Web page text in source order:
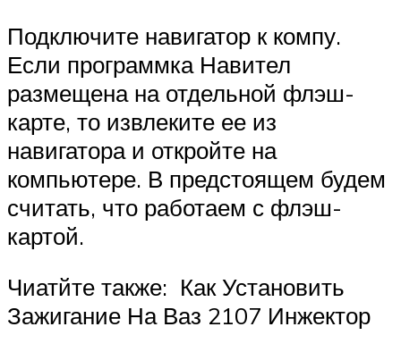
Подключите навигатор к компу.
Если программка Навител
размещена на отдельной флэш-
карте, то извлеките ее из
навигатора и откройте на
компьютере. В предстоящем будем
считать, что работаем с флэш-
картой.
Чиатйте также: Как Установить
Зажигание На Ваз 2107 Инжектор